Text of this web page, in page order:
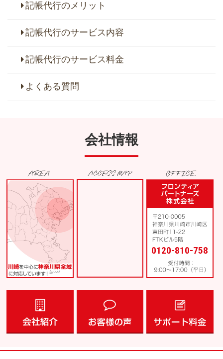
記帳代行のメリット
記帳代行のサービス内容
記帳代行のサービス料金
よくある質問
会社情報
0120-810-758